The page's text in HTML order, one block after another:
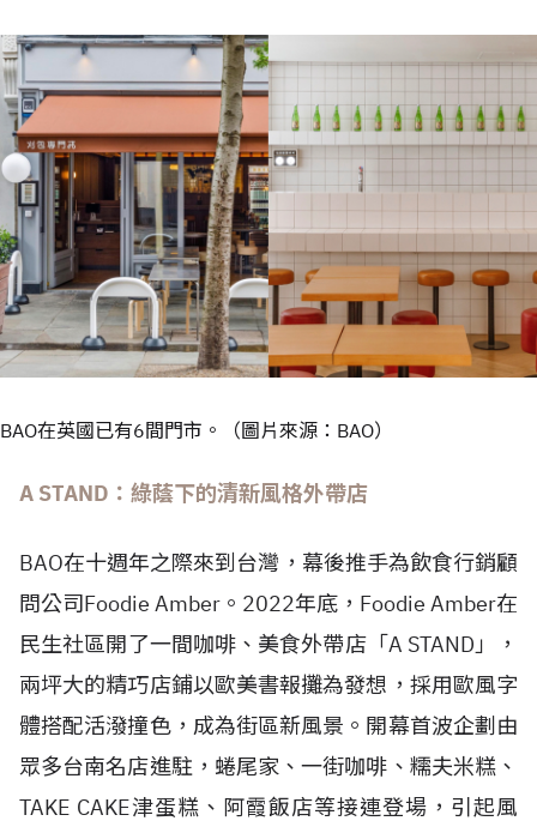
BAO在英國已有6間門市。（圖片來源：BAO）
A STAND：綠蔭下的清新風格外帶店
BAO在十週年之際來到台灣，幕後推手為飲食行銷顧
問公司Foodie Amber。2022年底，Foodie Amber在
民生社區開了一間咖啡、美食外帶店「A STAND」，
兩坪大的精巧店鋪以歐美書報攤為發想，採用歐風字
體搭配活潑撞色，成為街區新風景。開幕首波企劃由
眾多台南名店進駐，蜷尾家、一街咖啡、糯夫米糕、
TAKE CAKE津蛋糕、阿霞飯店等接連登場，引起風